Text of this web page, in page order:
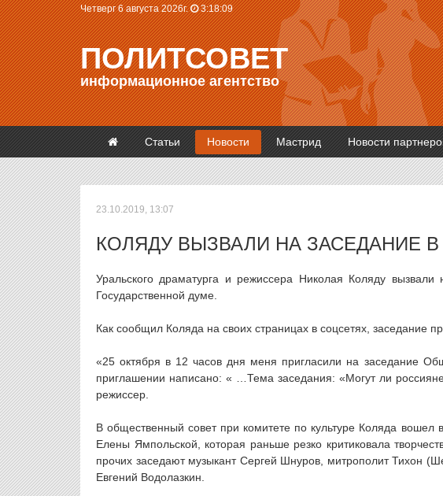
Четверг 6 августа 2026г. 3:18:09
ПОЛИТСОВЕТ
информационное агентство
Статьи Новости Мастрид Новости
23.10.2019, 13:07
КОЛЯДУ ВЫЗВАЛИ НА ЗАСЕДАНИЕ
Уральского драматурга и режиссера Николая Коляду
Государственной думе.
Как сообщил Коляда на своих страницах в соцсетях, заседание
«25 октября в 12 часов дня меня пригласили на заседание
приглашении написано: « …Тема заседания: «Могут ли
режиссер.
В общественный совет при комитете по культуре Коляда вошел
Елены Ямпольской, которая раньше резко критиковала
прочих заседают музыкант Сергей Шнуров, митрополит Тихон
Евгений Водолазкин.